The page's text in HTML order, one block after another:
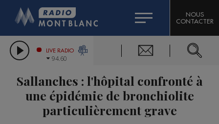
LES CHRONIQUES DE L'EXPERT
CITIZEN MACHINERY
GRAND MASSIF DOMAINES SKIABLES
BIGARD
COMPAGNIE DU MONT-BLANC
NOUS
CONTACTER
LIVE RADIO
94.60
Sallanches : l'hôpital confronté à
une épidémie de bronchiolite
particulièrement grave